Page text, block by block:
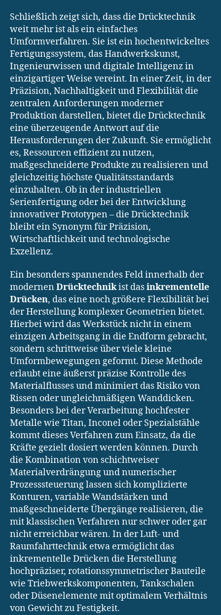
Schließlich zeigt sich, dass die Drücktechnik
weit mehr ist als ein einfaches
Umformverfahren. Sie ist ein hochentwickeltes
Fertigungssystem, das Handwerkskunst,
Ingenieurwissen und digitale Intelligenz in
einzigartiger Weise vereint. In einer Zeit, in der
Präzision, Nachhaltigkeit und Flexibilität die
zentralen Anforderungen moderner
Produktion darstellen, bietet die Drücktechnik
eine überzeugende Antwort auf die
Herausforderungen der Zukunft. Sie ermöglicht
es, Ressourcen effizient zu nutzen,
maßgeschneiderte Produkte zu realisieren und
gleichzeitig höchste Qualitätsstandards
einzuhalten. Ob in der industriellen
Serienfertigung oder bei der Entwicklung
innovativer Prototypen – die Drücktechnik
bleibt ein Synonym für Präzision,
Wirtschaftlichkeit und technologische
Exzellenz.
Ein besonders spannendes Feld innerhalb der
modernenDrücktechnikist dasinkrementelle
Drücken, das eine noch größere Flexibilität bei
der Herstellung komplexer Geometrien bietet.
Hierbei wird das Werkstück nicht in einem
einzigen Arbeitsgang in die Endform gebracht,
sondern schrittweise über viele kleine
Umformbewegungen geformt. Diese Methode
erlaubt eine äußerst präzise Kontrolle des
Materialflusses und minimiert das Risiko von
Rissen oder ungleichmäßigen Wanddicken.
Besonders bei der Verarbeitung hochfester
Metalle wie Titan, Inconel oder Spezialstähle
kommt dieses Verfahren zum Einsatz, da die
Kräfte gezielt dosiert werden können. Durch
die Kombination von schichtweiser
Materialverdrängung und numerischer
Prozesssteuerung lassen sich komplizierte
Konturen, variable Wandstärken und
maßgeschneiderte Übergänge realisieren, die
mit klassischen Verfahren nur schwer oder gar
nicht erreichbar wären. In der Luft- und
Raumfahrttechnik etwa ermöglicht das
inkrementelle Drücken die Herstellung
hochpräziser, rotationssymmetrischer Bauteile
wie Triebwerkskomponenten, Tankschalen
oder Düsenelemente mit optimalem Verhältnis
von Gewicht zu Festigkeit.